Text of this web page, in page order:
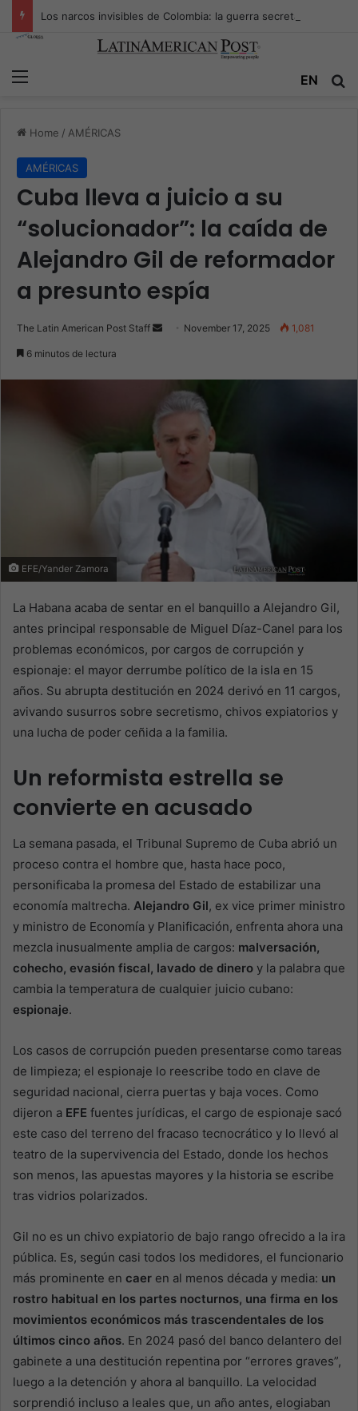
Menu EN
Home / AMÉRICAS
AMÉRICAS
Cuba lleva a juicio a su
“solucionador”: la caída de
Alejandro Gil de reformador
a presunto espía
The Latin American Post Staff
Send November 17, 2025 1,081
6 minutos de lectura
EFE/Yander Zamora
La Habana acaba de sentar en el banquillo a Alejandro Gil,
antes principal responsable de Miguel Díaz-Canel para los
problemas económicos, por cargos de corrupción y
espionaje: el mayor derrumbe político de la isla en 15
años. Su abrupta destitución en 2024 derivó en 11 cargos,
avivando susurros sobre secretismo, chivos expiatorios y
una lucha de poder ceñida a la familia.
Un reformista estrella se
convierte en acusado
La semana pasada, el Tribunal Supremo de Cuba abrió un
proceso contra el hombre que, hasta hace poco,
personificaba la promesa del Estado de estabilizar una
economía maltrecha. Alejandro Gil, ex vice primer ministro
y ministro de Economía y Planificación, enfrenta ahora una
mezcla inusualmente amplia de cargos: malversación,
cohecho, evasión fiscal, lavado de dinero y la palabra que
cambia la temperatura de cualquier juicio cubano:
espionaje.
Los casos de corrupción pueden presentarse como tareas
de limpieza; el espionaje lo reescribe todo en clave de
seguridad nacional, cierra puertas y baja voces. Como
dijeron a EFE fuentes jurídicas, el cargo de espionaje sacó
este caso del terreno del fracaso tecnocrático y lo llevó al
teatro de la supervivencia del Estado, donde los hechos
son menos, las apuestas mayores y la historia se escribe
tras vidrios polarizados.
Gil no es un chivo expiatorio de bajo rango ofrecido a la ira
pública. Es, según casi todos los medidores, el funcionario
más prominente en caer en al menos década y media: un
rostro habitual en los partes nocturnos, una firma en los
movimientos económicos más trascendentales de los
últimos cinco años. En 2024 pasó del banco delantero del
gabinete a una destitución repentina por “errores graves”,
luego a la detención y ahora al banquillo. La velocidad
sorprendió incluso a leales que, un año antes, elogiaban